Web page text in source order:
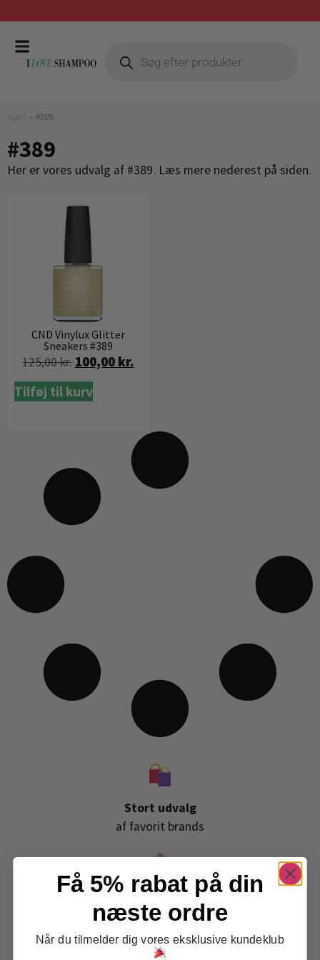
Gratis fragt ved køb over 399,-
» #389
#389
Her er vores udvalg af #389. Læs mere nederest på siden.
CND Vinylux Glitter
Sneakers #389
125,00kr. 100,00 kr.
Tilføj til kurv
Stort udvalg
af favorit brands
Gratis levering
ved køb over 399,-
Få 5% rabat på din
næste ordre
Når du tilmelder dig vores eksklusive kundeklub